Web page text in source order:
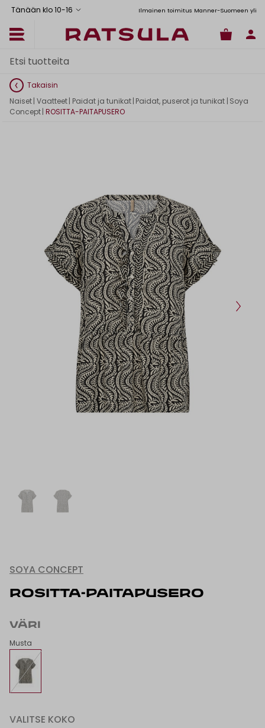
Tänään klo 10-16
Toimituskulut alk. 6,90€ Ilmainen toimitus Manner-Suomeen yli
Takaisin
Naiset| Vaatteet| Paidat ja tunikat | Paidat, puserot ja tunikat | Soya
Concept| ROSITTA-PAITAPUSERO
SOYA CONCEPT
ROSITTA-PAITAPUSERO
VÄRI
Musta
VALITSE KOKO